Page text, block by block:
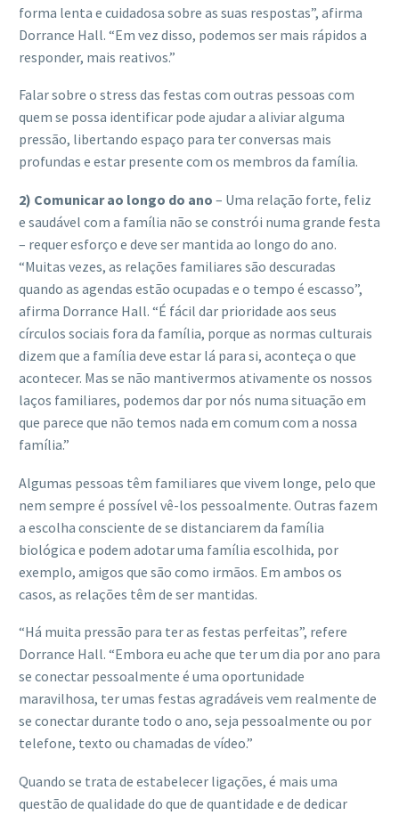
forma lenta e cuidadosa sobre as suas respostas”, afirma
Dorrance Hall. “Em vez disso, podemos ser mais rápidos a
responder, mais reativos.”
Falar sobre o stress das festas com outras pessoas com
quem se possa identificar pode ajudar a aliviar alguma
pressão, libertando espaço para ter conversas mais
profundas e estar presente com os membros da família.
2) Comunicar ao longo do ano – Uma relação forte, feliz
e saudável com a família não se constrói numa grande festa
– requer esforço e deve ser mantida ao longo do ano.
“Muitas vezes, as relações familiares são descuradas
quando as agendas estão ocupadas e o tempo é escasso”,
afirma Dorrance Hall. “É fácil dar prioridade aos seus
círculos sociais fora da família, porque as normas culturais
dizem que a família deve estar lá para si, aconteça o que
acontecer. Mas se não mantivermos ativamente os nossos
laços familiares, podemos dar por nós numa situação em
que parece que não temos nada em comum com a nossa
família.”
Algumas pessoas têm familiares que vivem longe, pelo que
nem sempre é possível vê-los pessoalmente. Outras fazem
a escolha consciente de se distanciarem da família
biológica e podem adotar uma família escolhida, por
exemplo, amigos que são como irmãos. Em ambos os
casos, as relações têm de ser mantidas.
“Há muita pressão para ter as festas perfeitas”, refere
Dorrance Hall. “Embora eu ache que ter um dia por ano para
se conectar pessoalmente é uma oportunidade
maravilhosa, ter umas festas agradáveis vem realmente de
se conectar durante todo o ano, seja pessoalmente ou por
telefone, texto ou chamadas de vídeo.”
Quando se trata de estabelecer ligações, é mais uma
questão de qualidade do que de quantidade e de dedicar